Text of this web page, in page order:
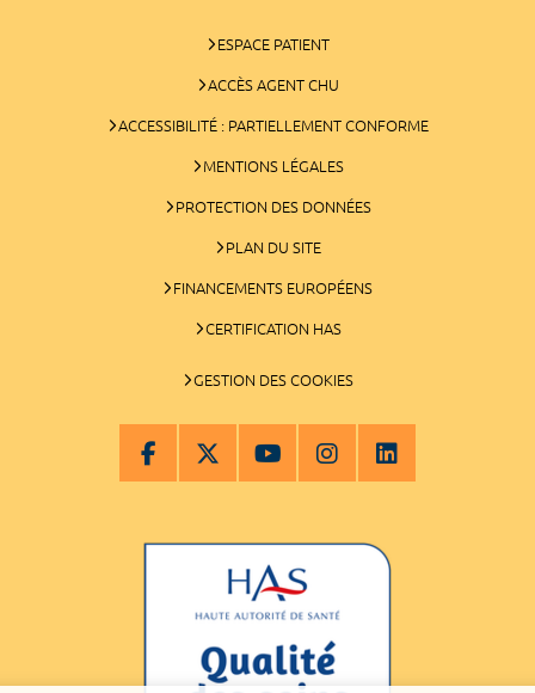
ESPACE PATIENT
ACCÈS AGENT CHU
ACCESSIBILITÉ : PARTIELLEMENT CONFORME
MENTIONS LÉGALES
PROTECTION DES DONNÉES
PLAN DU SITE
FINANCEMENTS EUROPÉENS
CERTIFICATION HAS
GESTION DES COOKIES